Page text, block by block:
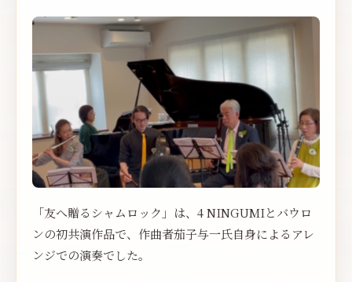
「友へ贈るシャムロック」は、4 NINGUMIとバウロ
ンの初共演作品で、作曲者茄子与一氏自身によるアレ
ンジでの演奏でした。